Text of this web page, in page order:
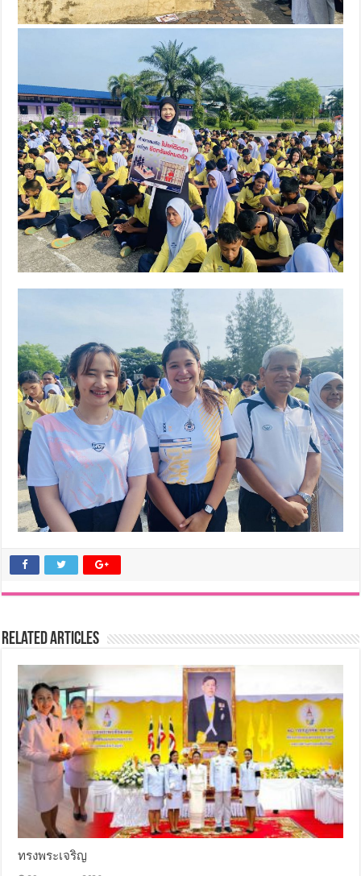
Related Articles
ทรงพระเจริญ